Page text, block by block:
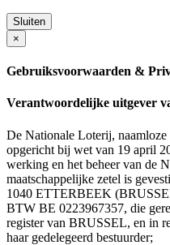
Sluiten
×
Gebruiksvoorwaarden &
Verantwoordelijke uitgever
De Nationale Loterij,
opgericht bij wet van 19 april
werking en het beheer van de
maatschappelijke zetel is
1040 ETTERBEEK
BTW BE 0223967357, die
register van BRUSSEL, en in
haar gedelegeerd bestuurder;